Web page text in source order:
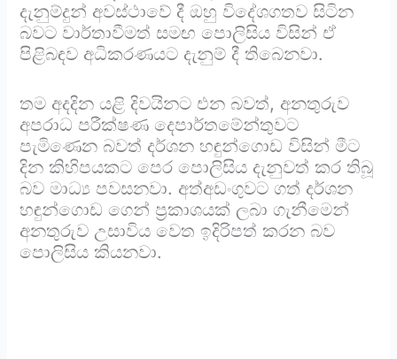
දැනුම්දුන් අවස්ථාවේ දී ඔහු විදේශගතව සිටින
බවට වාර්තාවීමත් සමඟ පොලිසිය විසින් ඒ
පිළිබඳව අධිකරණයට දැනුම් දී තිබෙනවා.
තම අදදින යළි දිවයිනට එන බවත්, අනතුරුව
අපරාධ පරීක්ෂණ දෙපාර්තමේන්තුවට
පැමිණෙන බවත් දර්ශන හඳුන්ගොඩ විසින් මීට
දින කිහිපයකට පෙර පොලිසිය දැනුවත් කර තිබූ
බව මාධ්‍ය පවසනවා. අත්අඩංගුවට ගත් දර්ශන
හඳුන්ගොඩ ගෙන් ප්‍රකාශයක් ලබා ගැනීමෙන්
අනතුරුව උසාවිය වෙත ඉදිරිපත් කරන බව
පොලිසිය කියනවා.